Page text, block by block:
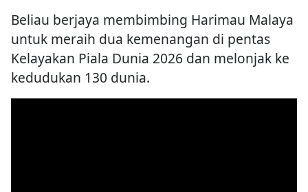
Beliau berjaya membimbing Harimau Malaya
untuk meraih dua kemenangan di pentas
Kelayakan Piala Dunia 2026 dan melonjak ke
kedudukan 130 dunia.